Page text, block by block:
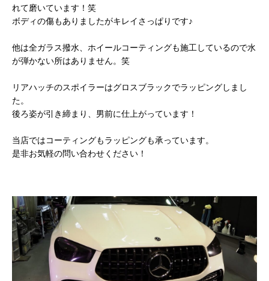
れて磨いています！笑
ボディの傷もありましたがキレイさっぱりです♪
他は全ガラス撥水、ホイールコーティングも施工しているので水
が弾かない所はありません。笑
リアハッチのスポイラーはグロスブラックでラッピングしまし
た。
後ろ姿が引き締まり、男前に仕上がっています！
当店ではコーティングもラッピングも承っています。
是非お気軽の問い合わせください！